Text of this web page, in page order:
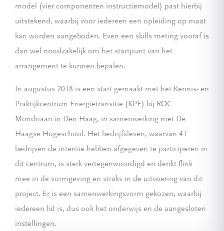
model (vier componenten instructiemodel) past hierbij
uitstekend, waarbij voor iedereen een opleiding op maat
kan worden aangeboden. Even een skills meting vooraf is
dan wel noodzakelijk om het startpunt van het
arrangement te kunnen bepalen.
In augustus 2018 is een start gemaakt met het Kennis- en
Praktijkcentrum Energietransitie (KPE) bij ROC
Mondriaan in Den Haag, in samenwerking met De
Haagse Hogeschool. Het bedrijfsleven, waarvan 41
bedrijven de intentie hebben afgegeven te participeren in
dit centrum, is sterk vertegenwoordigd en denkt flink
mee in de vormgeving en straks in de uitvoering van dit
project. Er is een samenwerkingsvorm gekozen, waarbij
iedereen lid is, dus ook het onderwijs en de aangesloten
instellingen.